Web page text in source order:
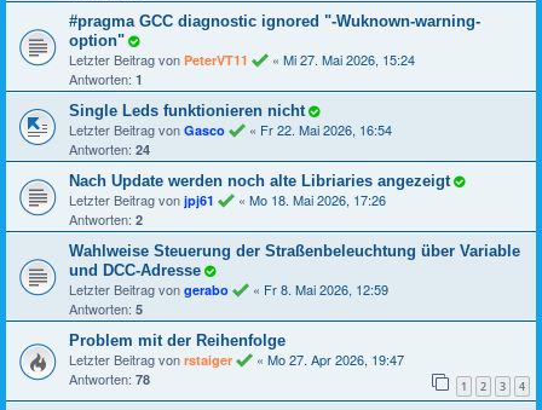
#pragma GCC diagnostic ignored "-Wuknown-warning-
option"
Letzter Beitrag von PeterVT11 « Mi 27. Mai 2026, 15:24
Antworten: 1
Single Leds funktionieren nicht
Letzter Beitrag von Gasco « Fr 22. Mai 2026, 16:54
Antworten: 24
Nach Update werden noch alte Libriaries angezeigt
Letzter Beitrag von jpj61 « Mo 18. Mai 2026, 17:26
Antworten: 2
Wahlweise Steuerung der Straßenbeleuchtung über Variable
und DCC-Adresse
Letzter Beitrag von gerabo « Fr 8. Mai 2026, 12:59
Antworten: 5
Problem mit der Reihenfolge
Letzter Beitrag von rstaiger « Mo 27. Apr 2026, 19:47
Antworten: 78 1 2 3 4